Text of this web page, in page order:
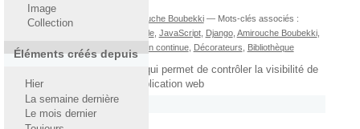
Image
Collection
Éléments créés depuis
Hier
La semaine dernière
Le mois dernier
écrit le 03/05/2012 Amirouche Boubekki — Mots-clés associés :
Django-Waffle, JavaScript, Django, Amirouche Boubekki,
Modèles Intégration continue, Décorateurs Bibliothèque
Une application Django qui permet de contrôler la visibilité de
fonctions dans votre application web
Rattaché à 2012 /Mai